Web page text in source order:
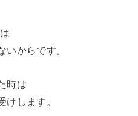
いからです。
時は
けします。